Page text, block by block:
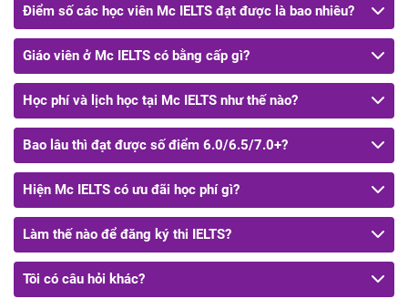
Điểm số các học viên Mc IELTS đạt được là bao nhiêu?
Giáo viên ở Mc IELTS có bằng cấp gì?
Học phí và lịch học tại Mc IELTS như thế nào?
Bao lâu thì đạt được số điểm 6.0/6.5/7.0+?
Hiện Mc IELTS có ưu đãi học phí gì?
Làm thế nào để đăng ký thi IELTS?
Tôi có câu hỏi khác?